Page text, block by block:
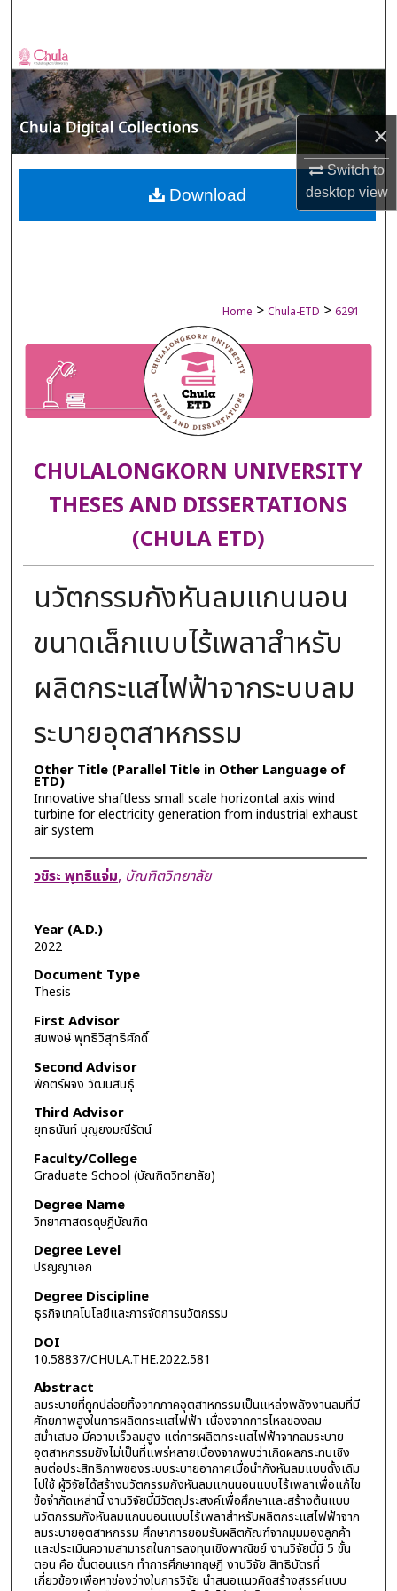
×
Switch to
desktopview
Browse Collections
My Account
About
Digital Commons Network™
Home > Chula-ETD > 6291
CHULALONGKORN UNIVERSITY
THESES AND DISSERTATIONS
(CHULA ETD)
นวัตกรรมกังหันลมแกนนอน
ขนาดเล็กแบบไร้เพลาสำหรับ
ผลิตกระแสไฟฟ้าจากระบบลม
ระบายอุตสาหกรรม
Other Title (Parallel Title in Other Language of
ETD)
Innovative shaftless small scale horizontal axis wind
turbine for electricity generation from industrial exhaust
air system
Author
วชิระ พุทธิแจ่ม, บัณฑิตวิทยาลัย
Year (A.D.)
2022
Document Type
Thesis
First Advisor
สมพงษ์ พุทธิวิสุทธิศักดิ์
Second Advisor
พักตร์ผจง วัฒนสินธุ์
Third Advisor
ยุทธนันท์ บุญยงมณีรัตน์
Faculty/College
Graduate School (บัณฑิตวิทยาลัย)
Degree Name
วิทยาศาสตรดุษฎีบัณฑิต
Degree Level
ปริญญาเอก
Degree Discipline
ธุรกิจเทคโนโลยีและการจัดการนวัตกรรม
DOI
10.58837/CHULA.THE.2022.581
Abstract
ลมระบายที่ถูกปล่อยทิ้งจากภาคอุตสาหกรรมเป็นแหล่งพลังงานลมที่มี
ศักยภาพสูงในการผลิตกระแสไฟฟ้า เนื่องจากการไหลของลม
สม่ำเสมอ มีความเร็วลมสูง แต่การผลิตกระแสไฟฟ้าจากลมระบาย
อุตสาหกรรมยังไม่เป็นที่แพร่หลายเนื่องจากพบว่าเกิดผลกระทบเชิง
ลบต่อประสิทธิภาพของระบบระบายอากาศเมื่อนำกังหันลมแบบดั้งเดิม
ไปใช้ ผู้วิจัยได้สร้างนวัตกรรมกังหันลมแกนนอนแบบไร้เพลาเพื่อแก้ไข
ข้อจำกัดเหล่านี้ งานวิจัยนี้มีวัตถุประสงค์เพื่อศึกษาและสร้างต้นแบบ
นวัตกรรมกังหันลมแกนนอนแบบไร้เพลาสำหรับผลิตกระแสไฟฟ้าจาก
ลมระบายอุตสาหกรรม ศึกษาการยอมรับผลิตภัณฑ์จากมุมมองลูกค้า
และประเมินความสามารถในการลงทุนเชิงพาณิชย์ งานวิจัยนี้มี 5 ขั้น
ตอน คือ ขั้นตอนแรก ทำการศึกษาทฤษฎี งานวิจัย สิทธิบัตรที่
เกี่ยวข้องเพื่อหาช่องว่างในการวิจัย นำสนอแนวคิดสร้างสรรค์แบบ
Download